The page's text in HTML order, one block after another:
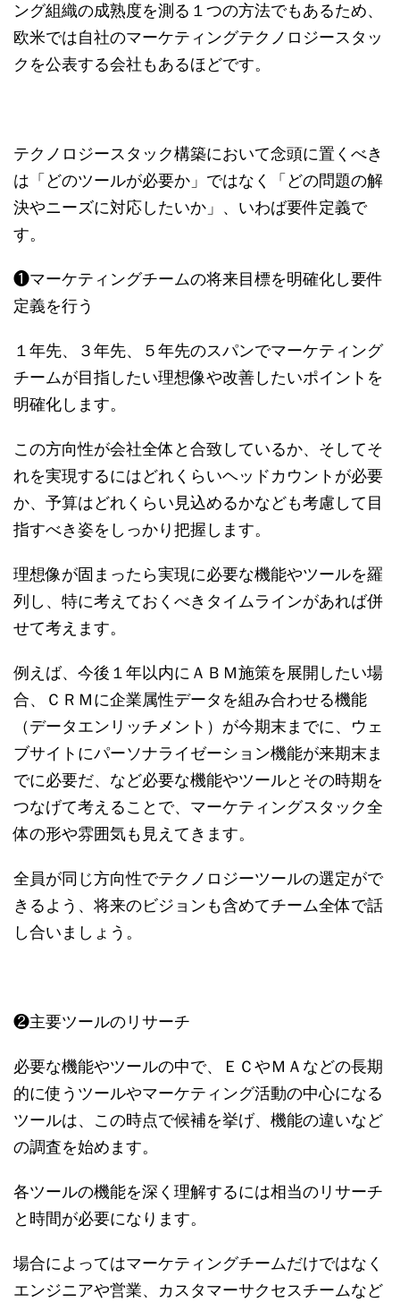
ング組織の成熟度を測る１つの方法でもあるため、
欧米では自社のマーケティングテクノロジースタッ
クを公表する会社もあるほどです。
テクノロジースタック構築において念頭に置くべき
は「どのツールが必要か」ではなく「どの問題の解
決やニーズに対応したいか」、いわば要件定義で
す。
❶マーケティングチームの将来目標を明確化し要件
定義を行う
１年先、３年先、５年先のスパンでマーケティング
チームが目指したい理想像や改善したいポイントを
明確化します。
この方向性が会社全体と合致しているか、そしてそ
れを実現するにはどれくらいヘッドカウントが必要
か、予算はどれくらい見込めるかなども考慮して目
指すべき姿をしっかり把握します。
理想像が固まったら実現に必要な機能やツールを羅
列し、特に考えておくべきタイムラインがあれば併
せて考えます。
例えば、今後１年以内にＡＢＭ施策を展開したい場
合、ＣＲＭに企業属性データを組み合わせる機能
（データエンリッチメント）が今期末までに、ウェ
ブサイトにパーソナライゼーション機能が来期末ま
でに必要だ、など必要な機能やツールとその時期を
つなげて考えることで、マーケティングスタック全
体の形や雰囲気も見えてきます。
全員が同じ方向性でテクノロジーツールの選定がで
きるよう、将来のビジョンも含めてチーム全体で話
し合いましょう。
❷主要ツールのリサーチ
必要な機能やツールの中で、ＥＣやＭＡなどの長期
的に使うツールやマーケティング活動の中心になる
ツールは、この時点で候補を挙げ、機能の違いなど
の調査を始めます。
各ツールの機能を深く理解するには相当のリサーチ
と時間が必要になります。
場合によってはマーケティングチームだけではなく
エンジニアや営業、カスタマーサクセスチームなど